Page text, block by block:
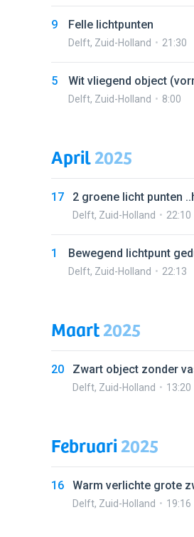
9 Felle lichtpunten
Delft, Zuid-Holland 21:30
5 Wit vliegend object
Delft, Zuid-Holland 8:00
April2025
17 2 groene licht punten
Delft, Zuid-Holland 22:10
1 Bewegend lichtpunt
Delft, Zuid-Holland 22:13
Maart2025
20 Zwart object zonder
Delft, Zuid-Holland 13:20
Februari2025
16 Warm verlichte grote
Delft, Zuid-Holland 19:16